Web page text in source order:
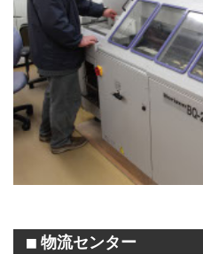
■ 物流センター